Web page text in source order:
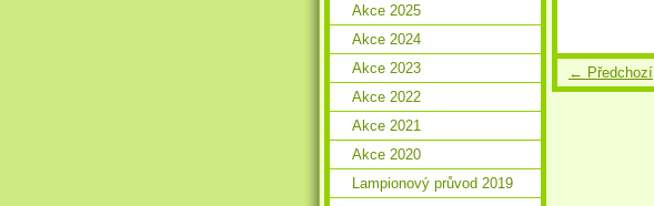
← Předchozí
Akce 2025
Akce 2024
Akce 2023
Akce 2022
Akce 2021
Akce 2020
Lampionový průvod 2019